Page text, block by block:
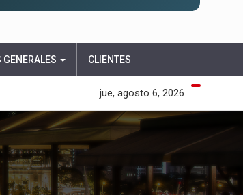
GENERALES CLIENTES
jue, agosto 6, 2026